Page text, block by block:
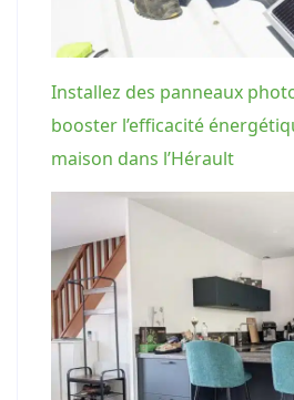
Installez des panneaux
booster l’efficacité
maison dans l’Hérault